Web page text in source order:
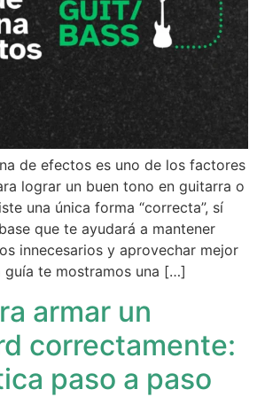
de efectos es uno de los factores
lograr un buen tono en guitarra o
una única forma “correcta”, sí
que te ayudará a mantener
innecesarios y aprovechar mejor
guía te mostramos una […]
armar un
correctamente:
paso a paso